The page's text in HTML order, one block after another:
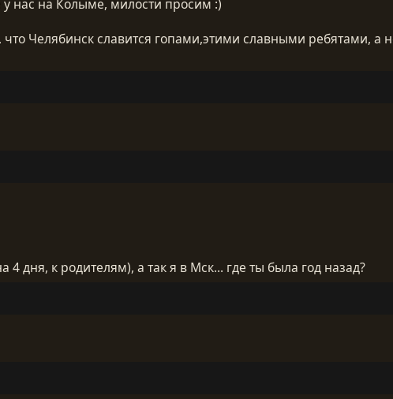
нас на Колыме, милости просим :)
Челябинск славится гопами,этими славными ребятами, а
4 дня, к родителям), а так я в Мск... где ты была год назад?